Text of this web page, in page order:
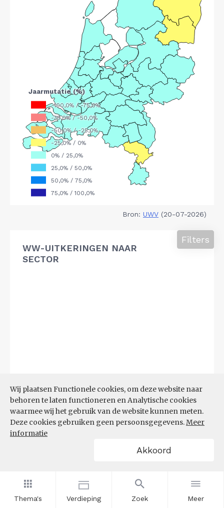
Thema's Verdieping Zoek Meer
Wij plaatsen Functionele cookies, om deze website naar
behoren te laten functioneren en Analytische cookies
waarmee wij het gebruik van de website kunnen meten.
Deze cookies gebruiken geen persoonsgegevens.Meer
informatie
Akkoord
Bron: UWV (20-07-2026)
WW-UITKERINGEN NAAR
SECTOR
Filters
Bron:UWV(20-07-2026)
WW-UITKERINGEN NAAR
BEROEPSKLASSE